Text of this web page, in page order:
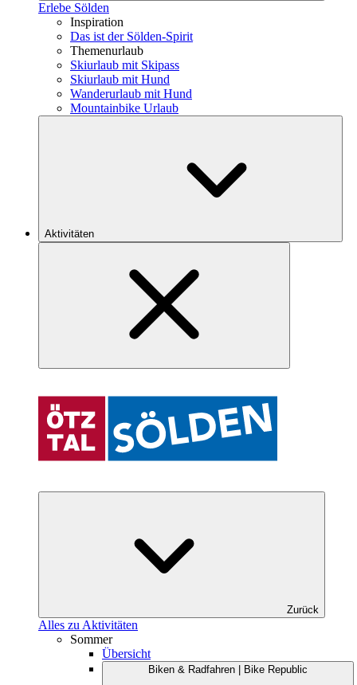
Erlebe Sölden
Inspiration
Das ist der Sölden-Spirit
Themenurlaub
Skiurlaub mit Skipass
Skiurlaub mit Hund
Wanderurlaub mit Hund
Mountainbike Urlaub
Aktivitäten
Zurück
Alles zu Aktivitäten
Sommer
Übersicht
Biken & Radfahren | Bike Republic